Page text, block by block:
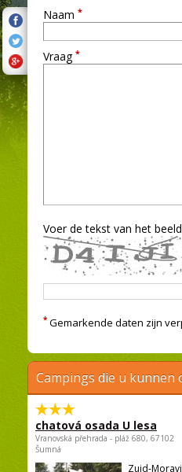
Naam *
Vraag *
Voer de tekst van het
* Gemarkende daten zijn
Campings die u kunnen
chatová osada U lesa
Vranovská přehrada - pláž 680, 67102
Šumná
Zuid-